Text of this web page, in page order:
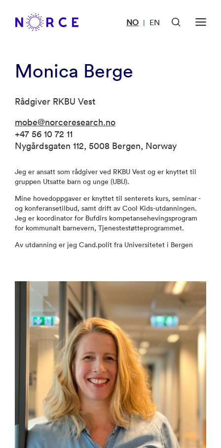
NO | EN
Monica Berge
Rådgiver RKBU Vest
mobe@norceresearch.no
+47 56 10 72 11
Nygårdsgaten 112, 5008 Bergen, Norway
Jeg er ansatt som rådgiver ved RKBU Vest og er knyttet til
gruppen Utsatte barn og unge (UBU).
Mine hovedoppgaver er knyttet til senterets kurs, seminar -
og konferansetilbud, samt drift av Cool Kids-utdanningen.
Jeg er koordinator for Bufdirs kompetansehevingsprogram
for kommunalt barnevern, Tjenestestøtteprogrammet.
Av utdanning er jeg Cand.polit fra Universitetet i Bergen